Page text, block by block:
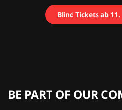
Blind Tickets ab
BE PART OF OUR